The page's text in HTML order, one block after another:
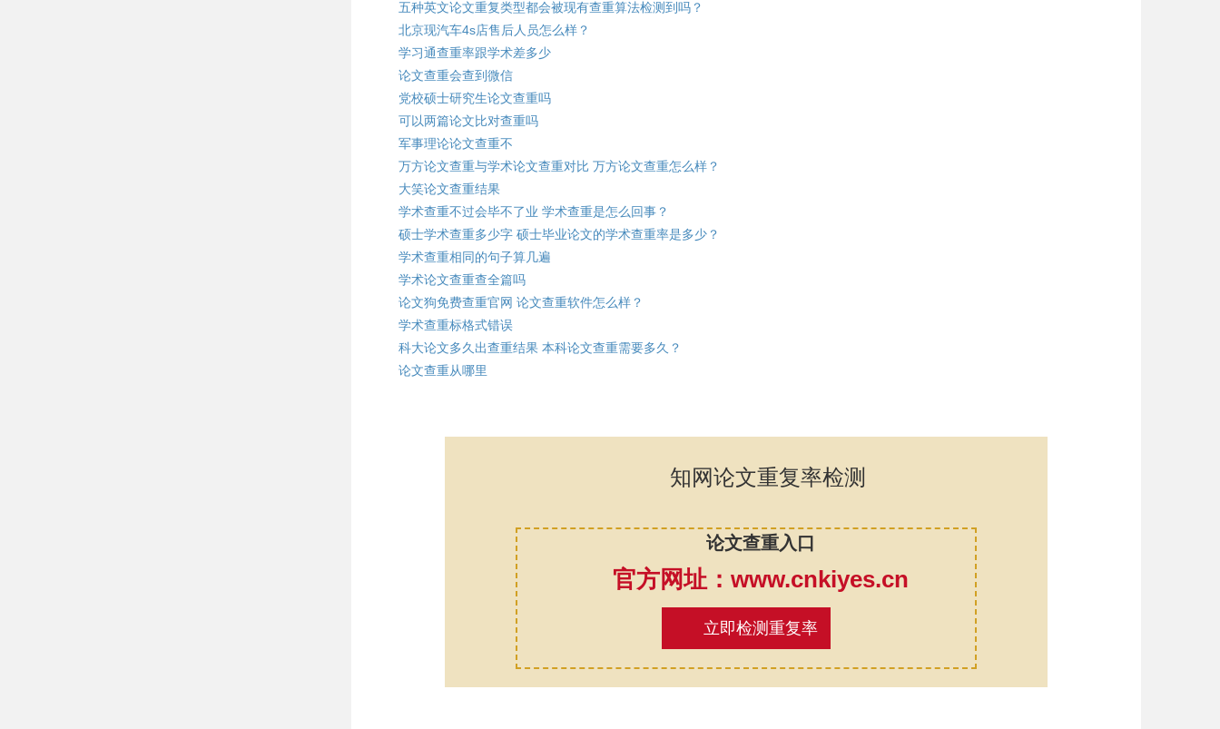
五种英文论文重复类型都会被现有查重算法检测到吗？
北京现汽车4s店售后人员怎么样？
学习通查重率跟学术差多少
论文查重会查到微信
党校硕士研究生论文查重吗
可以两篇论文比对查重吗
军事理论论文查重不
万方论文查重与学术论文查重对比 万方论文查重怎么样？
大笑论文查重结果
学术查重不过会毕不了业 学术查重是怎么回事？
硕士学术查重多少字 硕士毕业论文的学术查重率是多少？
学术查重相同的句子算几遍
学术论文查重查全篇吗
论文狗免费查重官网 论文查重软件怎么样？
学术查重标格式错误
科大论文多久出查重结果 本科论文查重需要多久？
论文查重从哪里
知网论文重复率检测
论文查重入口
官方网址：www.cnkiyes.cn
立即检测重复率